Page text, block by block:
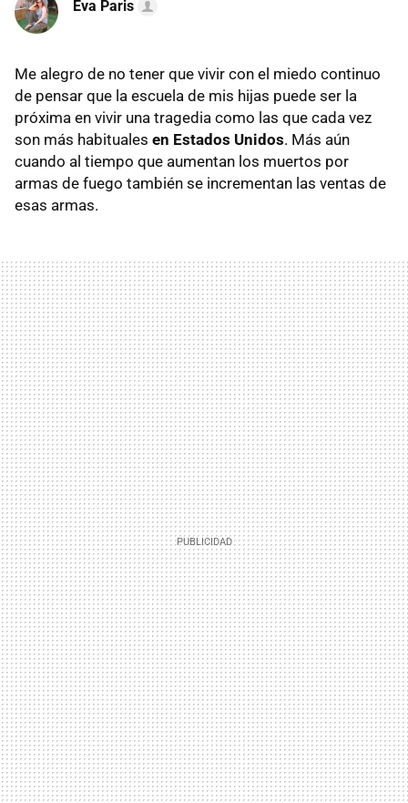
Eva Paris
Me alegro de no tener que vivir con el miedo continuo
de pensar que la escuela de mis hijas puede ser la
próxima en vivir una tragedia como las que cada vez
son más habituales en Estados Unidos. Más aún
cuando al tiempo que aumentan los muertos por
armas de fuego también se incrementan las ventas de
esas armas.